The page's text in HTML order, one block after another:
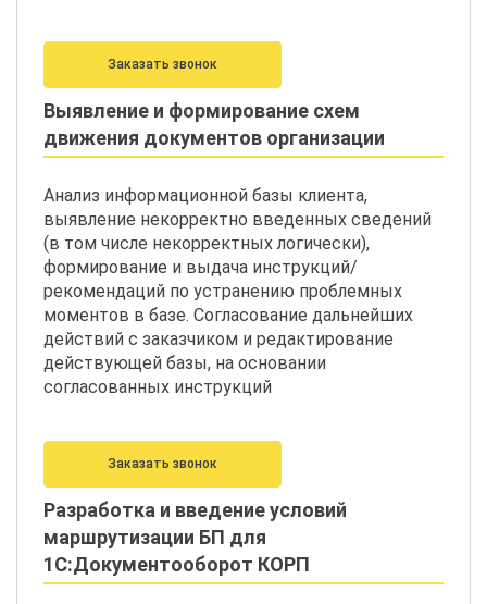
Заказать звонок
Выявление и формирование схем
движения документов организации
Анализ информационной базы клиента,
выявление некорректно введенных сведений
(в том числе некорректных логически),
формирование и выдача инструкций/
рекомендаций по устранению проблемных
моментов в базе. Согласование дальнейших
действий с заказчиком и редактирование
действующей базы, на основании
согласованных инструкций
Заказать звонок
Разработка и введение условий
маршрутизации БП для
1С:Документооборот КОРП